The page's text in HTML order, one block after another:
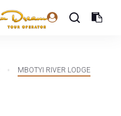
MBOTYI RIVER LODGE